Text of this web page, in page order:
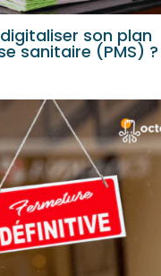
son plan
sanitaire (PMS) ?